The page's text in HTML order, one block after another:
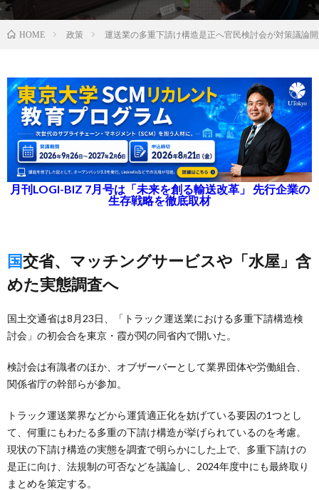
HOME 政策 運送業の多重下請け構造是正へ官民検討会が対策議論
月刊LOGI-BIZ 7月号は「未来を創る輸送改革」 先行企業の
生存戦略を徹底取材
国交省、マッチングサービスや「水屋」含
めた実態調査へ
国土交通省は8月23日、「トラック運送業における多重下請構造検
討会」の初会合を東京・霞が関の同省内で開いた。
検討会は有識者のほか、オブザーバーとして業界団体や労働組合、
関係省庁の幹部らが参加。
トラック運送業界などから運賃適正化を妨げている要因の1つとし
て、何重にもわたる多重の下請け構造が挙げられているのを考慮。
現状の下請け構造の実態を調査で明らかにした上で、多重下請けの
是正に向け、法規制の可否などを議論し、2024年度中にも最終取り
まとめを策定する。